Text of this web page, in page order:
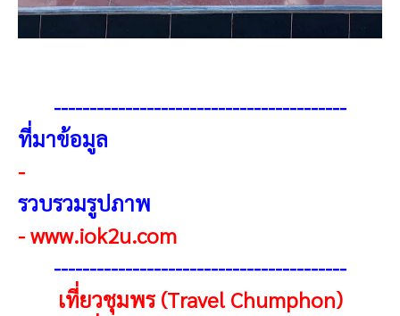
-----------------------------------------
ที่มาข้อมูล
-
รวบรวมรูปภาพ
-www.iok2u.com
-----------------------------------------
เที่ยวชุมพร (Travel Chumphon)